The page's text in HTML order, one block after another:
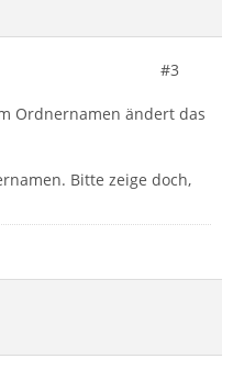
#3
Ordnernamen ändert das
Bitte zeige doch,